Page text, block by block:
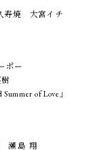
寿焼 大宮イチ
ポー
of Love」
瀬島 翔